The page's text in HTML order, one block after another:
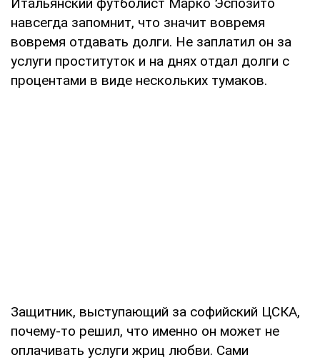
навсегда запомнит, что значит вовремя
вовремя отдавать долги. Не заплатил он за
услуги проституток и на днях отдал долги с
процентами в виде нескольких тумаков.
Защитник, выступающий за софийский ЦСКА,
почему-то решил, что именно он может не
оплачивать услуги жриц любви. Сами